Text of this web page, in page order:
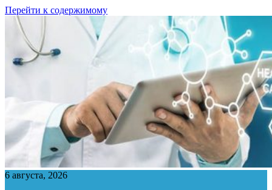
Перейти к содержимому
6 августа, 2026